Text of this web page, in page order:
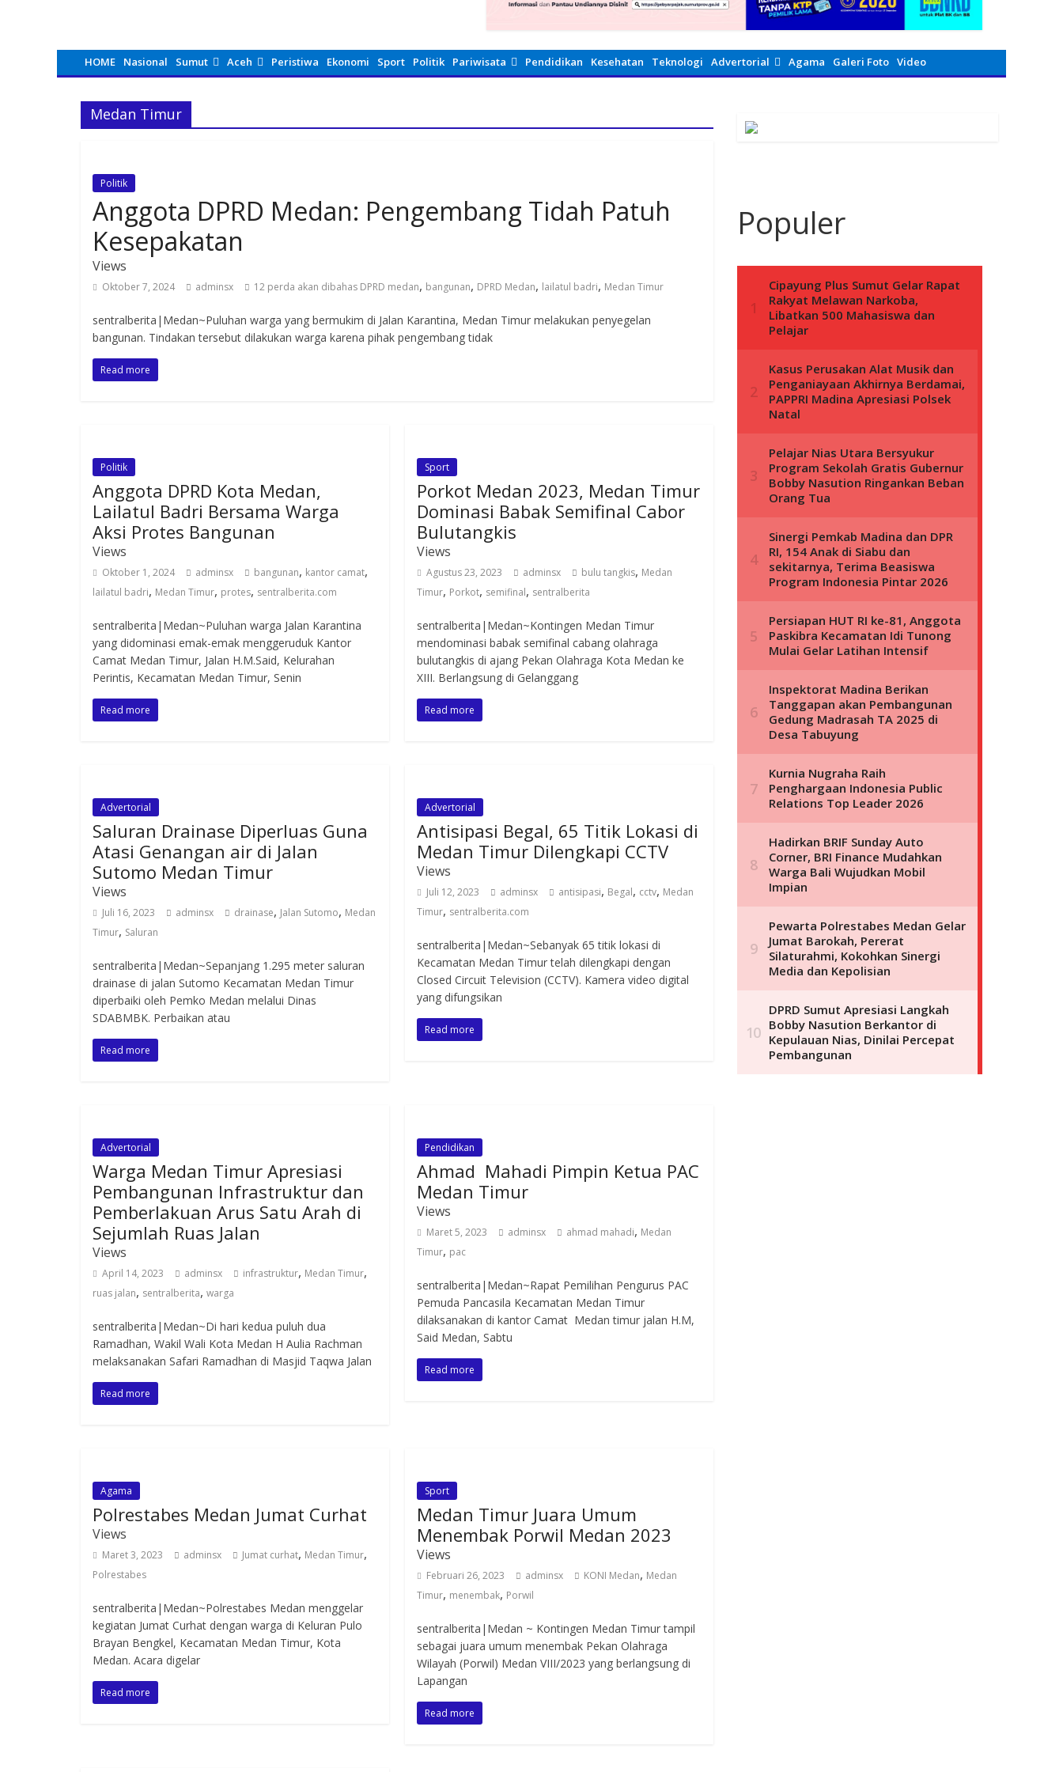
HOME Nasional Sumut Aceh Peristiwa Ekonomi Sport Politik Pariwisata Pendidikan Kesehatan Teknologi Advertorial Agama Galeri Foto Video
Medan Timur
Politik
Anggota DPRD Medan: Pengembang Tidah Patuh
Kesepakatan
Views
Oktober 7, 2024 adminsx 12 perda akan dibahas DPRD medan, bangunan, DPRD Medan, lailatul badri, Medan Timur
sentralberita|Medan~Puluhan warga yang bermukim di Jalan Karantina, Medan Timur melakukan penyegelan
bangunan. Tindakan tersebut dilakukan warga karena pihak pengembang tidak
Read more
Politik
Anggota DPRD Kota Medan,
Lailatul Badri Bersama Warga
Aksi Protes Bangunan
Views
Oktober 1, 2024 adminsx bangunan, kantor camat,
lailatul badri, Medan Timur, protes, sentralberita.com
sentralberita|Medan~Puluhan warga Jalan Karantina
yang didominasi emak-emak menggeruduk Kantor
Camat Medan Timur, Jalan H.M.Said, Kelurahan
Perintis, Kecamatan Medan Timur, Senin
Read more
Sport
Porkot Medan 2023, Medan Timur
Dominasi Babak Semifinal Cabor
Bulutangkis
Views
Agustus 23, 2023 adminsx bulu tangkis, Medan
Timur, Porkot, semifinal, sentralberita
sentralberita|Medan~Kontingen Medan Timur
mendominasi babak semifinal cabang olahraga
bulutangkis di ajang Pekan Olahraga Kota Medan ke
XIII. Berlangsung di Gelanggang
Read more
Advertorial
Saluran Drainase Diperluas Guna
Atasi Genangan air di Jalan
Sutomo Medan Timur
Views
Juli 16, 2023 adminsx drainase, Jalan Sutomo, Medan
Timur, Saluran
sentralberita|Medan~Sepanjang 1.295 meter saluran
drainase di jalan Sutomo Kecamatan Medan Timur
diperbaiki oleh Pemko Medan melalui Dinas
SDABMBK. Perbaikan atau
Read more
Advertorial
Antisipasi Begal, 65 Titik Lokasi di
Medan Timur Dilengkapi CCTV
Views
Juli 12, 2023 adminsx antisipasi, Begal, cctv, Medan
Timur, sentralberita.com
sentralberita|Medan~Sebanyak 65 titik lokasi di
Kecamatan Medan Timur telah dilengkapi dengan
Closed Circuit Television (CCTV). Kamera video digital
yang difungsikan
Read more
Advertorial
Warga Medan Timur Apresiasi
Pembangunan Infrastruktur dan
Pemberlakuan Arus Satu Arah di
Sejumlah Ruas Jalan
Views
April 14, 2023 adminsx infrastruktur, Medan Timur,
ruas jalan, sentralberita, warga
sentralberita|Medan~Di hari kedua puluh dua
Ramadhan, Wakil Wali Kota Medan H Aulia Rachman
melaksanakan Safari Ramadhan di Masjid Taqwa Jalan
Read more
Pendidikan
Ahmad Mahadi Pimpin Ketua PAC
Medan Timur
Views
Maret 5, 2023 adminsx ahmad mahadi, Medan
Timur, pac
sentralberita|Medan~Rapat Pemilihan Pengurus PAC
Pemuda Pancasila Kecamatan Medan Timur
dilaksanakan di kantor Camat Medan timur jalan H.M,
Said Medan, Sabtu
Read more
Agama
Polrestabes Medan Jumat Curhat
Views
Maret 3, 2023 adminsx Jumat curhat, Medan Timur,
Polrestabes
sentralberita|Medan~Polrestabes Medan menggelar
kegiatan Jumat Curhat dengan warga di Keluran Pulo
Brayan Bengkel, Kecamatan Medan Timur, Kota
Medan. Acara digelar
Read more
Sport
Medan Timur Juara Umum
Menembak Porwil Medan 2023
Views
Februari 26, 2023 adminsx KONI Medan, Medan
Timur, menembak, Porwil
sentralberita|Medan ~ Kontingen Medan Timur tampil
sebagai juara umum menembak Pekan Olahraga
Wilayah (Porwil) Medan VIII/2023 yang berlangsung di
Lapangan
Read more
Populer